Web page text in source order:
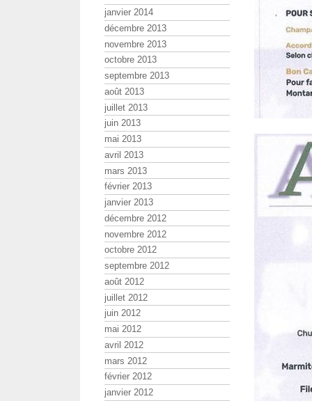
janvier 2014
décembre 2013
novembre 2013
octobre 2013
septembre 2013
août 2013
juillet 2013
juin 2013
mai 2013
avril 2013
mars 2013
février 2013
janvier 2013
décembre 2012
novembre 2012
octobre 2012
septembre 2012
août 2012
juillet 2012
juin 2012
mai 2012
avril 2012
mars 2012
février 2012
janvier 2012